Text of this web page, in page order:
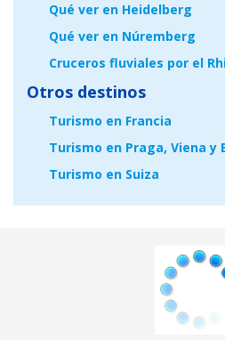
Qué ver en Heidelberg
Qué ver en Núremberg
Cruceros fluviales por el
Otros destinos
Turismo en Francia
Turismo en Praga, Viena y
Turismo en Suiza